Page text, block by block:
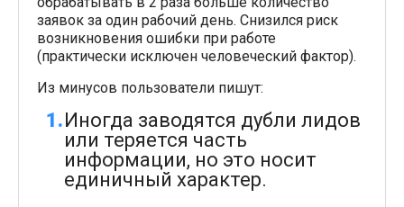
заявок за один рабочий день. Снизился риск
возникновения ошибки при работе
(практически исключен человеческий фактор).
Из минусов пользователи пишут:
Иногда заводятся дубли лидов
или теряется часть
информации, но это носит
единичный характер.